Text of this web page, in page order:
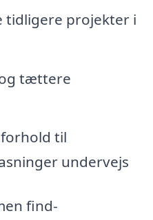
tidligere projekter i
tættere
til
undervejs
find-